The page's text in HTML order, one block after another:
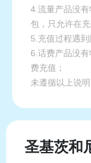
4.流量产品没
包，只允许在
5.充值过程遇到
6.话费产品没
费充值；
未遵循以上说
圣基茨和